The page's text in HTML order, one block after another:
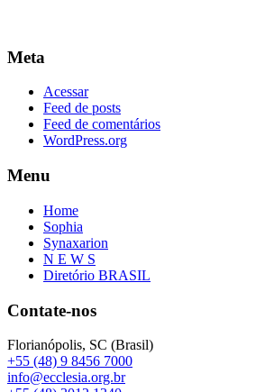
Meta
Acessar
Feed de posts
Feed de comentários
WordPress.org
Menu
Home
Sophia
Synaxarion
N E W S
Diretório BRASIL
Contate-nos
Florianópolis, SC (Brasil)
+55 (48) 9 8456 7000
info@ecclesia.org.br